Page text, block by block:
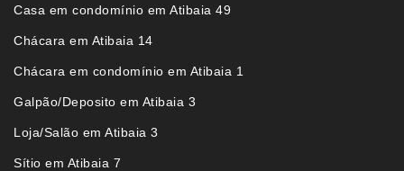
Casa em condomínio em Atibaia 49
Chácara em Atibaia 14
Chácara em condomínio em Atibaia 1
Galpão/Deposito em Atibaia 3
Loja/Salão em Atibaia 3
Sítio em Atibaia 7